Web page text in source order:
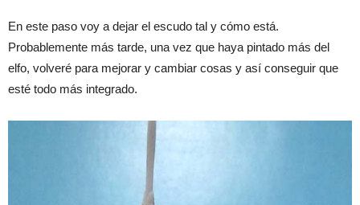
En este paso voy a dejar el escudo tal y cómo está.
Probablemente más tarde, una vez que haya pintado más del
elfo, volveré para mejorar y cambiar cosas y así conseguir que
esté todo más integrado.